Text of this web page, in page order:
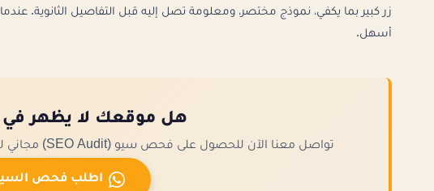
زر كبير بما يكفي، نموذج مختصر، ومعلومة تصل إليه قبل التفاصيل الثانوية.
أسهل.
هل موقعك لا يظهر في
تواصل معنا الآن للحصول على فحص سيو (SEO Audit) مجاني لموقعك وتحديد نقاط الضعف والمشاكل الفنية.
اطلب فحص